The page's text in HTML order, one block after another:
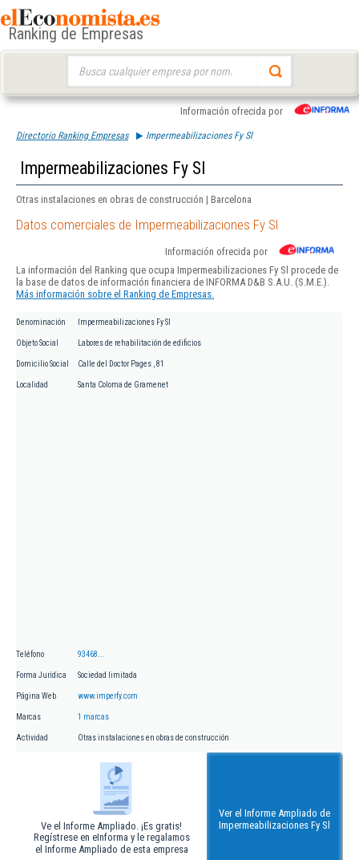
Ranking de Empresas
Información ofrecida por
Directorio Ranking Empresas Impermeabilizaciones Fy Sl
Impermeabilizaciones Fy Sl
Otras instalaciones en obras de construcción | Barcelona
Datos comerciales de Impermeabilizaciones Fy Sl
Información ofrecida por
La información del Ranking que ocupa Impermeabilizaciones Fy Sl procede de
la base de datos de información financiera de INFORMA D&B S.A.U. (S.M.E.).
Más información sobre el Ranking de Empresas.
Denominación Impermeabilizaciones Fy Sl
Objeto Social Labores de rehabilitación de edificios
Domicilio Social Calle del Doctor Pages , 81
Localidad Santa Coloma de Gramenet
Teléfono 93468...
Forma Jurídica Sociedad limitada
Página Web www.imperfy.com
Marcas 1 marcas
Actividad Otras instalaciones en obras de construcción
Ve el Informe Ampliado. ¡Es gratis!
Regístrese en eInforma y le regalamos
el Informe Ampliado de esta empresa
Ver el Informe Ampliado de
Impermeabilizaciones Fy Sl